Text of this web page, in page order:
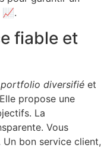
📈.
fiable et
portfolio diversifié et
propose une
La
Vous
bon service client,